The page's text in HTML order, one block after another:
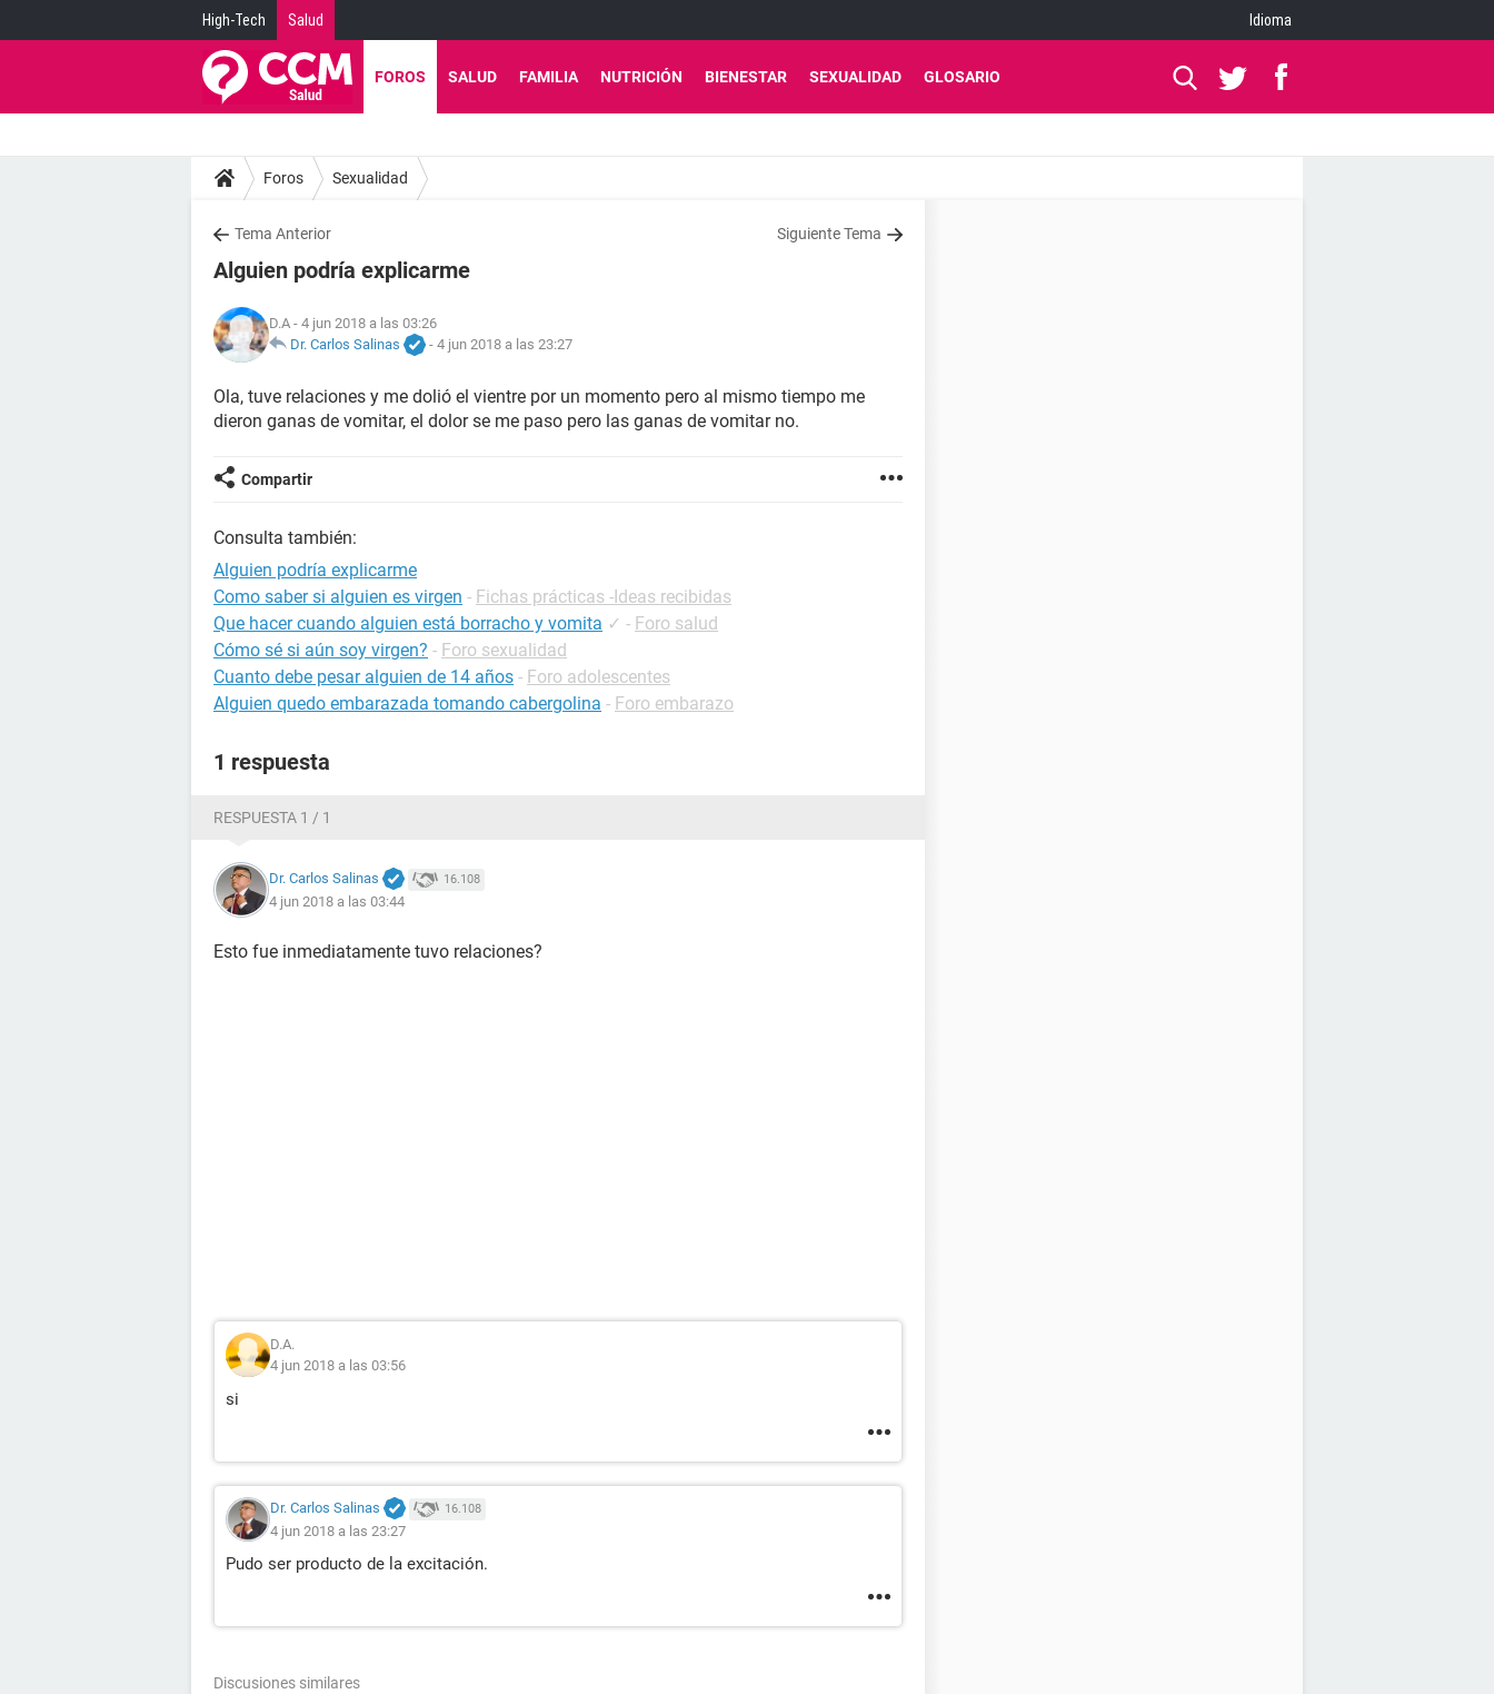
High-Tech Salud Idioma
FOROS SALUD FAMILIA NUTRICIÓN BIENESTAR SEXUALIDAD GLOSARIO
Foros Sexualidad
Tema Anterior Siguiente Tema
Alguien podría explicarme
D.A - 4 jun 2018 a las 03:26
Dr. Carlos Salinas
- 4 jun 2018 a las 23:27
Ola, tuve relaciones y me dolió el vientre por un momento pero al mismo tiempo me
dieron ganas de vomitar, el dolor se me paso pero las ganas de vomitar no.
Compartir
Consulta también:
Alguien podría explicarme
Como saber si alguien es virgen - Fichas prácticas -Ideas recibidas
Que hacer cuando alguien está borracho y vomita ✓ - Foro salud
Cómo sé si aún soy virgen? - Foro sexualidad
Cuanto debe pesar alguien de 14 años - Foro adolescentes
Alguien quedo embarazada tomando cabergolina - Foro embarazo
1 respuesta
RESPUESTA 1 / 1
Dr. Carlos Salinas 16.108
4 jun 2018 a las 03:44
Esto fue inmediatamente tuvo relaciones?
D.A.
4 jun 2018 a las 03:56
si
Dr. Carlos Salinas 16.108
4 jun 2018 a las 23:27
Pudo ser producto de la excitación.
Discusiones similares